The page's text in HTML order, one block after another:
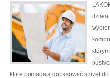
które pomagają dopasować sprzęt